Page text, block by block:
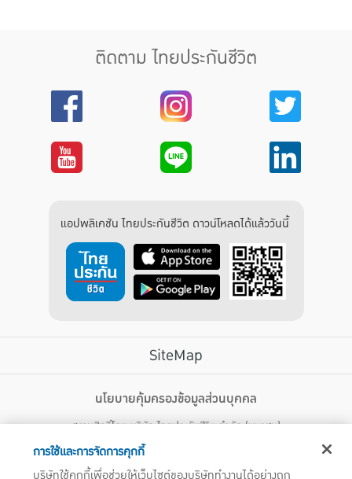
ติดตาม ไทยประกันชีวิต
แอปพลิเคชัน ไทยประกันชีวิต ดาวน์โหลดได้แล้ววันนี้
SiteMap
ไทยประกันชีวิต HEALTH CARE SOLUTIONS
สิทธิพิเศษ
แอปพลิเคชัน ไทยประกันชีวิต
นโยบายคุ้มครองข้อมูลส่วนบุคคล
สงวนสิทธิ์โดย บริษัท ไทยประกันชีวิต จำกัด (มหาชน)
123 ถนน รัชดาภิเษก แขวงดินแดง เขตดินแดง กรุงเทพฯ 10400 โทรศัพท์ 02-
การใช้และการจัดการคุกกี้
บริษัทใช้คุกกี้เพื่อช่วยให้เว็บไซต์ของบริษัททำงานได้อย่างถูก